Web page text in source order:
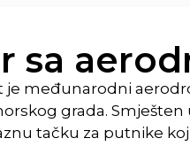
sa
je međunarodni
grada.
tačku za putnike